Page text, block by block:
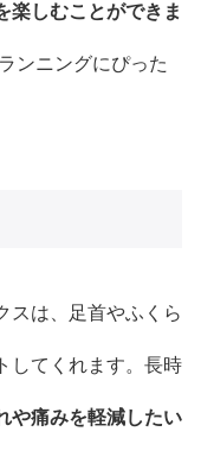
楽しむことができま
ンニングにぴった
スは、足首やふくら
してくれます。長時
や痛みを軽減したい